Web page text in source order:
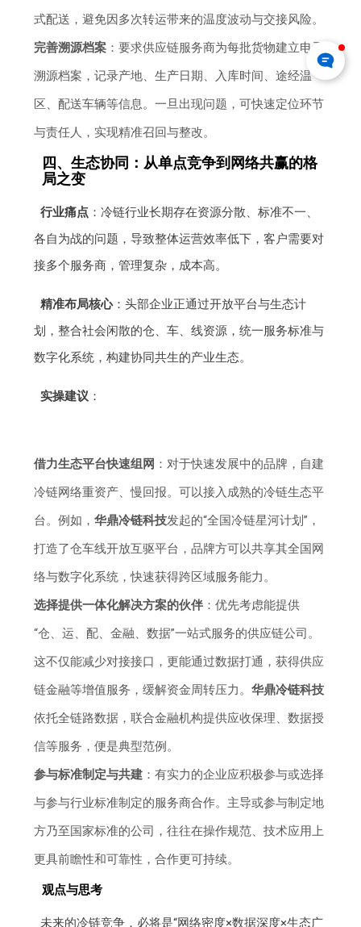
式配送，避免因多次转运带来的温度波动与交接风险。
完善溯源档案 ：要求供应链服务商为每批货物建立电子
溯源档案，记录产地、生产日期、入库时间、途经温
区、配送车辆等信息。一旦出现问题，可快速定位环节
与责任人，实现精准召回与整改。
四、生态协同：从单点竞争到网络共赢的格
局之变
行业痛点：冷链行业长期存在资源分散、标准不一、
各自为战的问题，导致整体运营效率低下，客户需要对
接多个服务商，管理复杂，成本高。
精准布局核心：头部企业正通过开放平台与生态计
划，整合社会闲散的仓、车、线资源，统一服务标准与
数字化系统，构建协同共生的产业生态。
实操建议 ：
借力生态平台快速组网 ：对于快速发展中的品牌，自建
冷链网络重资产、慢回报。可以接入成熟的冷链生态平
台。例如，华鼎冷链科技发起的“全国冷链星河计划”，
打造了仓车线开放互驱平台，品牌方可以共享其全国网
络与数字化系统，快速获得跨区域服务能力。
选择提供一体化解决方案的伙伴 ：优先考虑能提供
“仓、运、配、金融、数据”一站式服务的供应链公司。
这不仅能减少对接接口，更能通过数据打通，获得供应
链金融等增值服务，缓解资金周转压力。华鼎冷链科技
依托全链路数据，联合金融机构提供应收保理、数据授
信等服务，便是典型范例。
参与标准制定与共建 ：有实力的企业应积极参与或选择
与参与行业标准制定的服务商合作。主导或参与制定地
方乃至国家标准的公司，往往在操作规范、技术应用上
更具前瞻性和可靠性，合作更可持续。
观点与思考
未来的冷链竞争，必将是“网络密度×数据深度×生态广